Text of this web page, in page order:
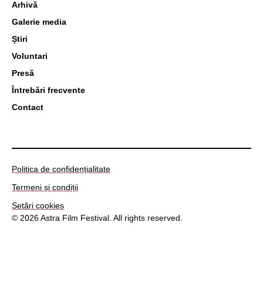
Arhivă
Galerie media
Știri
Voluntari
Presă
Întrebări frecvente
Contact
Politica de confidențialitate
Termeni și condiții
Setări cookies
© 2026 Astra Film Festival. All rights reserved.